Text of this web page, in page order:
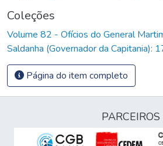
Coleções
Volume 82 - Ofícios do General
Saldanha (Governador da Capitania):
Página do item completo
PARCEIROS